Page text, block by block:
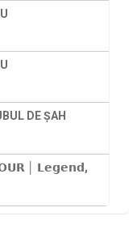
DE ȘAH
│ 𝗟𝗲𝗴𝗲𝗻𝗱,